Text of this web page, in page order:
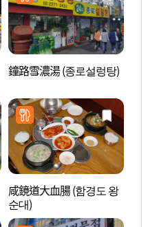
鐘路雪濃湯 (종로설렁탕)
咸鏡道大血腸 (함경도 왕
순대)